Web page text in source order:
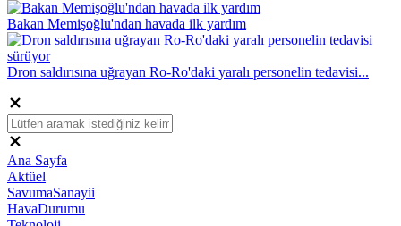
Bakan Memişoğlu'ndan havada ilk yardım
Dron saldırısına uğrayan Ro-Ro'daki yaralı personelin tedavisi...
Ana Sayfa
Aktüel
SavumaSanayii
HavaDurumu